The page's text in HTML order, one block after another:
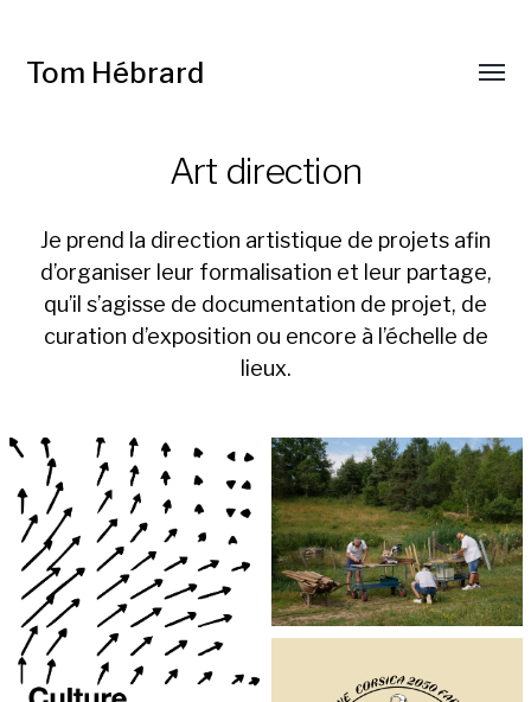
Tom Hébrard
Art direction
Je prend la direction artistique de projets afin
d’organiser leur formalisation et leur partage,
qu’il s’agisse de documentation de projet, de
curation d’exposition ou encore à l’échelle de
lieux.